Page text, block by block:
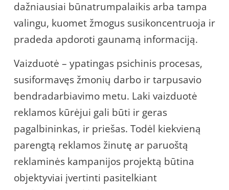
dažniausiai būnatrumpalaikis arba tampa
valingu, kuomet žmogus susikoncentruoja ir
pradeda apdoroti gaunamą informaciją.
Vaizduotė – ypatingas psichinis procesas,
susiformavęs žmonių darbo ir tarpusavio
bendradarbiavimo metu. Laki vaizduotė
reklamos kūrėjui gali būti ir geras
pagalbininkas, ir priešas. Todėl kiekvieną
parengtą reklamos žinutę ar paruoštą
reklaminės kampanijos projektą būtina
objektyviai įvertinti pasitelkiant